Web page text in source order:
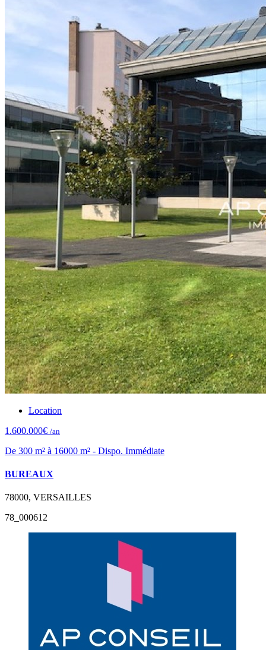
Location
1.600.000€ /an
De 300 m² à 16000 m² - Dispo. Immédiate
BUREAUX
78000, VERSAILLES
78_000612